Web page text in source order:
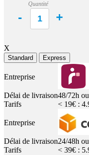
Quantité
X
Standard Express
Entreprise
Délai de livraison48/72h
Tarifs
< 19€ :
Entreprise
Délai de livraison24/48h
Tarifs
< 39€ :